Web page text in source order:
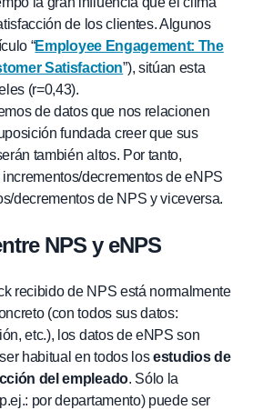
de los clientes. Algunos
“Employee Engagement: The
Satisfaction”), sitúan esta
(r=0,43).
de datos que nos relacionen
fundada creer que sus
también altos. Por tanto,
decrementos de eNPS
decrementos de NPS y viceversa.
NPS y eNPS
recibido de NPS está normalmente
(con todos sus datos:
etc.), los datos de eNPS son
habitual en todos losestudios de
del empleado. Sólo la
por departamento) puede ser